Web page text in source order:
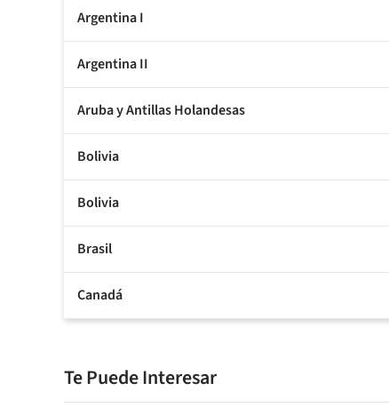
Argentina I
Argentina II
Aruba y Antillas Holandesas
Bolivia
Bolivia
Brasil
Canadá
Te Puede Interesar